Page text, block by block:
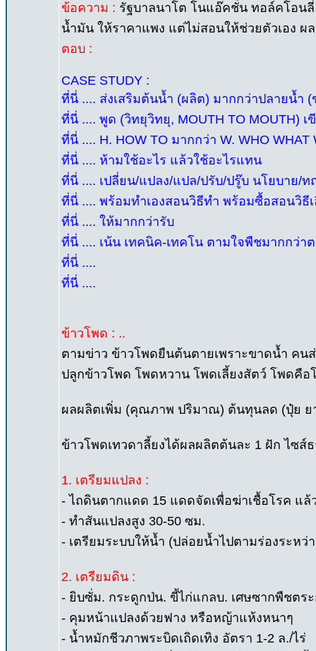
ข้อความ : รัฐบาลนาโต โนแอ๊คชั่น ทอล์คโอน
น้ำมัน ให้ราคาแพง แต่ไม่สอนให้ช่วยตัวเอง
ตอบ :
CASE STUDY :
ที่นี่ .... ส่งเสริมต้นน้ำ (ผลิต) มากกว่าปลายน้ำ (
ที่นี่ .... พูด (วิทยุวิทยุ, MOUTH TO MOUTH) เ
ที่นี่ .... H. HOW TO มากกว่า W. WHO WHAT
ที่นี่ .... ห้ามใช้อะไร แล้วใช้อะไรแทน
ที่นี่ .... เปลี่ยน/แปลง/แปล/ปรับ/ปรู๊บ นโยบาย/
ที่นี่ .... พร้อมทำเองสอนวิธีทำ พร้อมซื้อสอนวิธี
ที่นี่ .... ให้มากกว่ารับ
ที่นี่ .... เน้น เทคนิค-เทคโน ตามใจพืชมากกว่า
ที่นี่ ....
ที่นี่ ....
ข้าวโพด : ..
ตามข่าว ข้าวโพดยืนต้นตายเพราะขาดน้ำ คน
ปลูกข้าวโพด โพดหวาน โพดเลี้ยงสัตว์ โพดคือ
ผลผลิตเพิ่ม (คุณภาพ ปริมาณ) ต้นทุนลด (ปุ๋ย ย
ข้าวโพดเทวดาลี้ยงได้ผลผลิตต้นละ 1 ฝัก ไซส์
1. เตรียมแปลง :
- ไถดินตากแดด 15 แดดจัดเพื่อฆ่าเชื้อโรค แล้
- ทำสันแปลงสูง 30-50 ซม.
- เตรียมระบบให้น้ำ (ปล่อยน้ำไปตามร่องระหว่
2. เตรียมดิน :
- ยิบซั่ม. กระดูกป่น. ขี้ไก่แกลบ. เศษซากพืชตร
- คุมหน้าแปลงด้วยฟาง หรือหญ้าแห้งหนาๆ
- น้ำหมักชีวภาพระบิดเถิดเทิง อัตรา 1-2 ล./ไร่